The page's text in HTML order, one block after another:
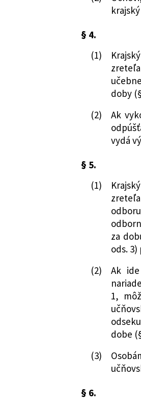
§ 4.
(1)
doby
(2)
Ak
vydá
§ 5.
(1)
za
ods.
(2)
Ak
1,
dobe
(3)
§ 6.